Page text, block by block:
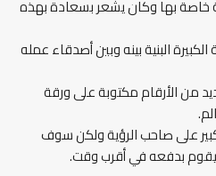
خاصة بها وكان يشعر بسعادة بهذه
البنية بينه وبين أصدقاء عمله
من الأرقام مكتوبة على ورقة
على صاحب الرؤية ولكن سوف
بدفعه في أقرب وقت.